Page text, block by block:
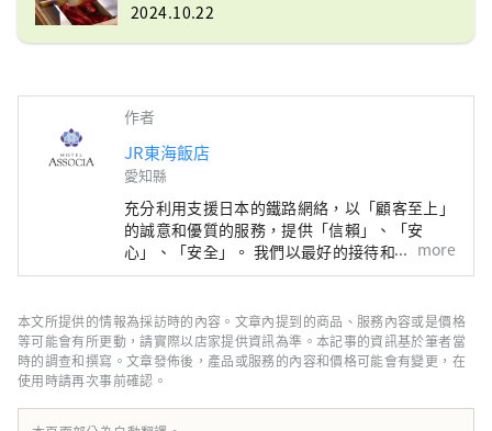
2024.10.22
作者
JR東海飯店
愛知縣
充分利用支援日本的鐵路網絡，以「顧客至上」
的誠意和優質的服務，提供「信賴」、「安
心」、「安全」。 我們以最好的接待和最好的
招待來歡迎來自日本和國外的客戶，以滿足您的
more
本文所提供的情報為採訪時的內容。文章內提到的商品、服務內容或是價格
等可能會有所更動，請實際以店家提供資訊為準。本記事的資訊基於筆者當
時的調查和撰寫。文章發佈後，產品或服務的內容和價格可能會有變更，在
使用時請再次事前確認。